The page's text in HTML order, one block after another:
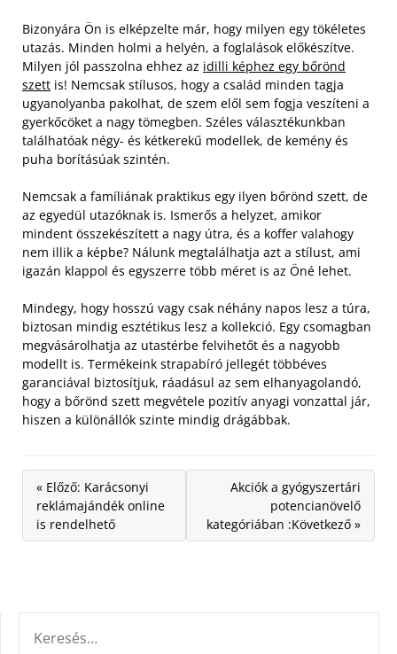
Bizonyára Ön is elképzelte már, hogy milyen egy tökéletes
utazás. Minden holmi a helyén, a foglalások előkészítve.
Milyen jól passzolna ehhez az idilli képhez egy bőrönd
szett is! Nemcsak stílusos, hogy a család minden tagja
ugyanolyanba pakolhat, de szem elől sem fogja veszíteni a
gyerkőcöket a nagy tömegben. Széles választékunkban
találhatóak négy- és kétkerekű modellek, de kemény és
puha borításúak szintén.
Nemcsak a famíliának praktikus egy ilyen bőrönd szett, de
az egyedül utazóknak is. Ismerős a helyzet, amikor
mindent összekészített a nagy útra, és a koffer valahogy
nem illik a képbe? Nálunk megtalálhatja azt a stílust, ami
igazán klappol és egyszerre több méret is az Öné lehet.
Mindegy, hogy hosszú vagy csak néhány napos lesz a túra,
biztosan mindig esztétikus lesz a kollekció. Egy csomagban
megvásárolhatja az utastérbe felvihetőt és a nagyobb
modellt is. Termékeink strapabíró jellegét többéves
garanciával biztosítjuk, ráadásul az sem elhanyagolandó,
hogy a bőrönd szett megvétele pozitív anyagi vonzattal jár,
hiszen a különállók szinte mindig drágábbak.
« Előző: Karácsonyi
reklámajándék online
is rendelhető
Akciók a gyógyszertári
potencianövelő
kategóriában :Következő »